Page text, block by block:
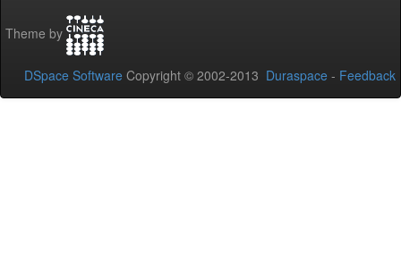
Theme by
DSpace Software Copyright © 2002-2013 Duraspace - Feedback